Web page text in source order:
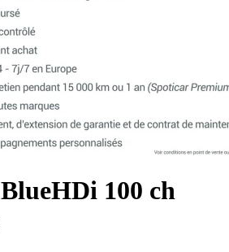
BlueHDi 100 ch